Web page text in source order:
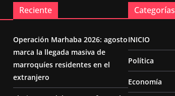
Reciente
Operación Marhaba 2026: agosto
marca la llegada masiva de
marroquíes residentes en el
extranjero
Categorías
INICIO
Política
Economía